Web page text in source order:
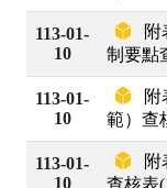
113-01-
10
附
制要點
113-01-
10
附
範）查
113-01-
10
附
查核表